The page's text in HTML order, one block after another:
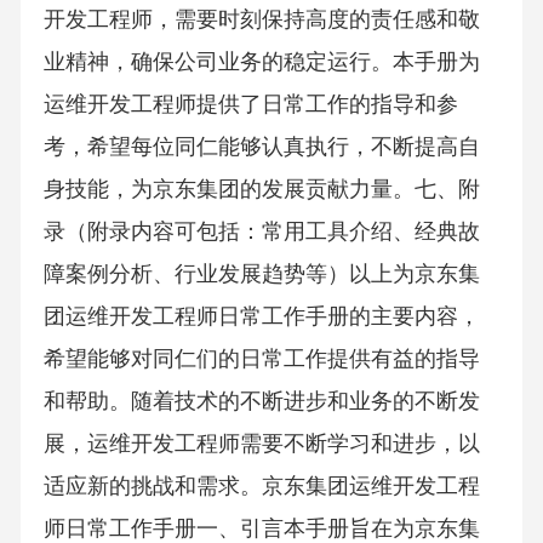
开发工程师，需要时刻保持高度的责任感和敬
业精神，确保公司业务的稳定运行。本手册为
运维开发工程师提供了日常工作的指导和参
考，希望每位同仁能够认真执行，不断提高自
身技能，为京东集团的发展贡献力量。七、附
录（附录内容可包括：常用工具介绍、经典故
障案例分析、行业发展趋势等）以上为京东集
团运维开发工程师日常工作手册的主要内容，
希望能够对同仁们的日常工作提供有益的指导
和帮助。随着技术的不断进步和业务的不断发
展，运维开发工程师需要不断学习和进步，以
适应新的挑战和需求。京东集团运维开发工程
师日常工作手册一、引言本手册旨在为京东集